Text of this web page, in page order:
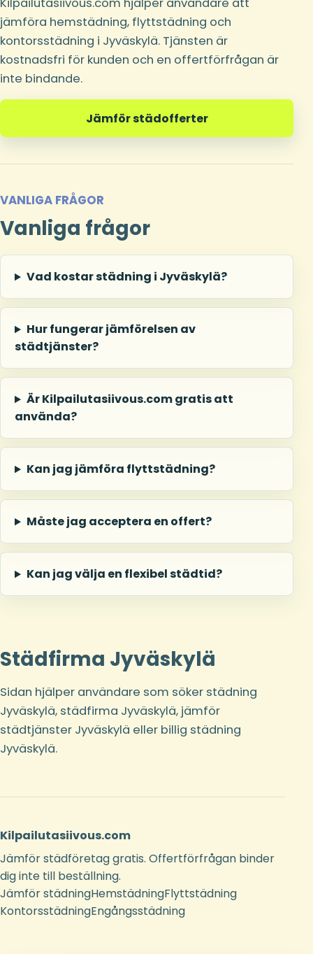
jämföra hemstädning, flyttstädning och
kontorsstädning i Jyväskylä. Tjänsten är
kostnadsfri för kunden och en offertförfrågan är
inte bindande.
Jämför städofferter
VANLIGA FRÅGOR
Vanliga frågor
Vad kostar städning i Jyväskylä?
Hur fungerar jämförelsen av
städtjänster?
Är Kilpailutasiivous.com gratis att
använda?
Kan jag jämföra flyttstädning?
Måste jag acceptera en offert?
Kan jag välja en flexibel städtid?
Städfirma Jyväskylä
Sidan hjälper användare som söker städning
Jyväskylä, städfirma Jyväskylä, jämför
städtjänster Jyväskylä eller billig städning
Jyväskylä.
Kilpailutasiivous.com
Jämför städföretag gratis. Offertförfrågan binder
dig inte till beställning.
Jämför städningHemstädningFlyttstädning
KontorsstädningEngångsstädning